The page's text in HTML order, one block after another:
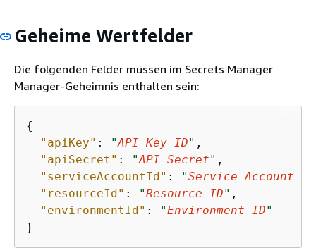
Geheime Wertfelder
Die folgenden Felder müssen im Secrets Manager
Manager-Geheimnis enthalten sein:
{
"apiKey" : "API Key ID" ,
"apiSecret" : "API Secret" ,
"serviceAccountId" : "Service Account ID
"resourceId" : "Resource ID" ,
"environmentId" : "Environment ID"
}